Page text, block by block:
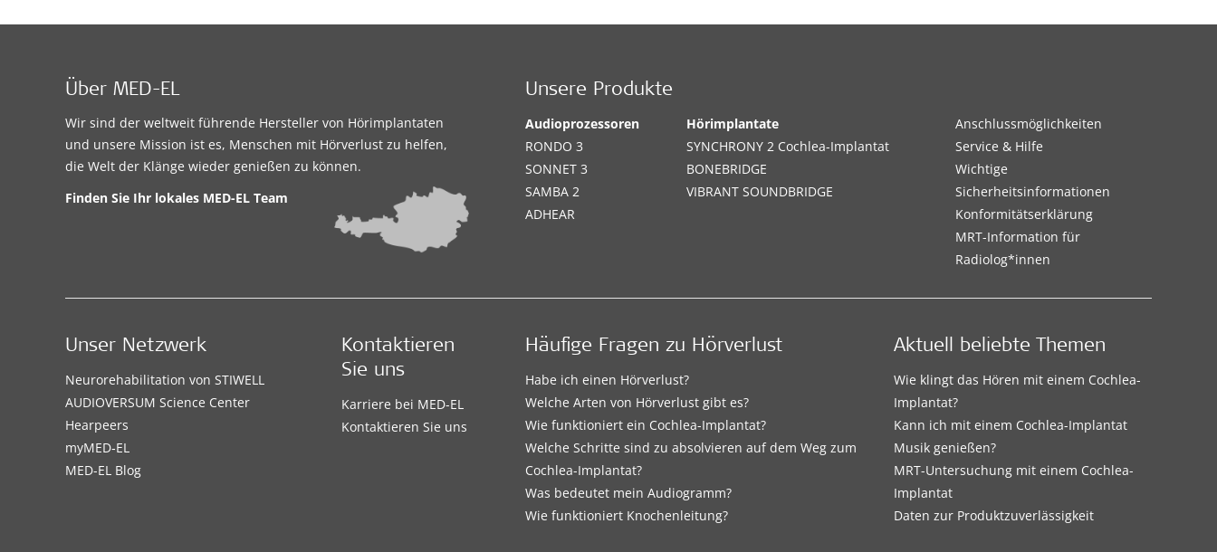
Über MED-EL
Wir sind der weltweit führende Hersteller von Hörimplantaten
und unsere Mission ist es, Menschen mit Hörverlust zu helfen,
die Welt der Klänge wieder genießen zu können.
Finden Sie Ihr lokales MED-EL Team
Unsere Produkte
Audioprozessoren
RONDO 3
SONNET 3
SAMBA 2
ADHEAR
Hörimplantate
SYNCHRONY 2 Cochlea-Implantat
BONEBRIDGE
VIBRANT SOUNDBRIDGE
Anschlussmöglichkeiten
Service & Hilfe
Wichtige
Sicherheitsinformationen
Konformitätserklärung
MRT-Information für
Radiolog*innen
Häufige Fragen zu Hörverlust
Habe ich einen Hörverlust?
Welche Arten von Hörverlust gibt es?
Wie funktioniert ein Cochlea-Implantat?
Welche Schritte sind zu absolvieren auf dem Weg zum
Cochlea-Implantat?
Was bedeutet mein Audiogramm?
Wie funktioniert Knochenleitung?
Aktuell beliebte Themen
Wie klingt das Hören mit einem Cochlea-
Implantat?
Kann ich mit einem Cochlea-Implantat
Musik genießen?
MRT-Untersuchung mit einem Cochlea-
Implantat
Daten zur Produktzuverlässigkeit
Unser Netzwerk
Neurorehabilitation von STIWELL
AUDIOVERSUM Science Center
Hearpeers
myMED‑EL
MED-EL Blog
Kontaktieren
Sie uns
Karriere bei MED-EL
Kontaktieren Sie uns